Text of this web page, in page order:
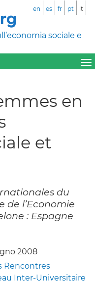
sociale e
en es fr pt it
en
et
du
de l’Economie
: Espagne
2008
Rencontres
Inter-Universitaire